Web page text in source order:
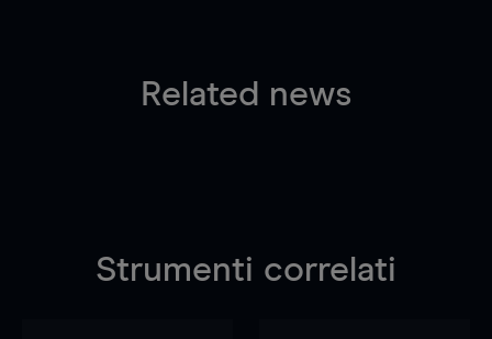
Related news
Strumenti correlati